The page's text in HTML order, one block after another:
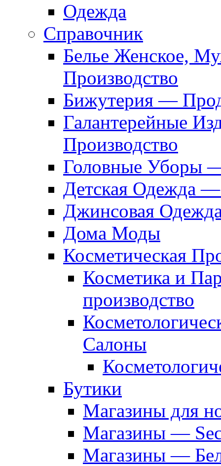
Одежда
Справочник
Белье Женское,
Производство
Бижутерия —
Галантерейные
Производство
Головные Уборы
Детская Одежда
Джинсовая
Дома Моды
Косметическая
Косметика и
производство
Салоны
Бутики
Магазины для
Магазины —
Магазины —